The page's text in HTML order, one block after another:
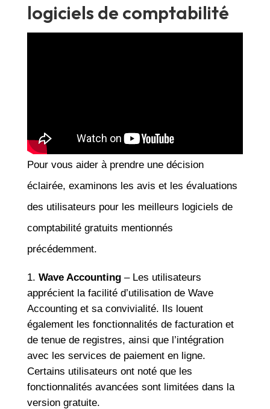
logiciels de comptabilité
Pour vous aider à prendre une décision
éclairée, examinons les avis et les évaluations
des utilisateurs pour les meilleurs logiciels de
comptabilité gratuits mentionnés
précédemment.
Wave Accounting– Les utilisateurs
apprécient la facilité d’utilisation de Wave
Accounting et sa convivialité. Ils louent
également les fonctionnalités de facturation et
de tenue de registres, ainsi que l’intégration
avec les services de paiement en ligne.
Certains utilisateurs ont noté que les
fonctionnalités avancées sont limitées dans la
version gratuite.